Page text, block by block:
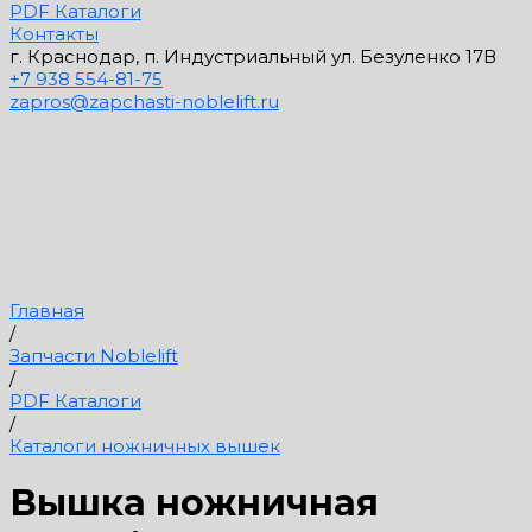
PDF Каталоги
Контакты
г. Краснодар, п. Индустриальный ул. Безуленко 17В
+7 938 554-81-75
zapros@zapchasti-noblelift.ru
Главная
/
Запчасти Noblelift
/
PDF Каталоги
/
Каталоги ножничных вышек
Вышка ножничная